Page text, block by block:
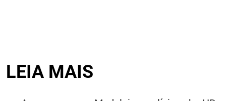
LEIA MAIS